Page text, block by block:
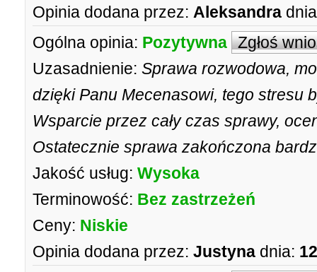
Opinia dodana przez: Aleksandra
Ogólna opinia: Pozytywna Zgłoś
Uzasadnienie: Sprawa rozwodowa,
dzięki Panu Mecenasowi, tego stresu
Wsparcie przez cały czas sprawy,
Ostatecznie sprawa zakończona
Jakość usług: Wysoka
Terminowość: Bez zastrzeżeń
Ceny: Niskie
Opinia dodana przez: Justyna dnia: